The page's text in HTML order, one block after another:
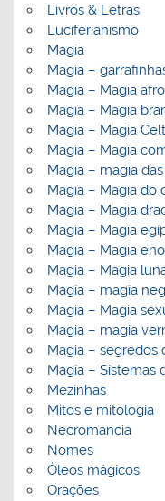
Livros & Letras
Luciferianismo
Magia
Magia –
Magia – Magia
Magia – Magia
Magia – Magia
Magia – Magia
Magia – magia das
Magia – Magia do
Magia – Magia
Magia – Magia
Magia – Magia
Magia – Magia
Magia – magia
Magia – Magia
Magia – magia
Magia – segredos
Magia – Sistemas
Mezinhas
Mitos e mitologia
Necromancia
Nomes
Óleos mágicos
Orações